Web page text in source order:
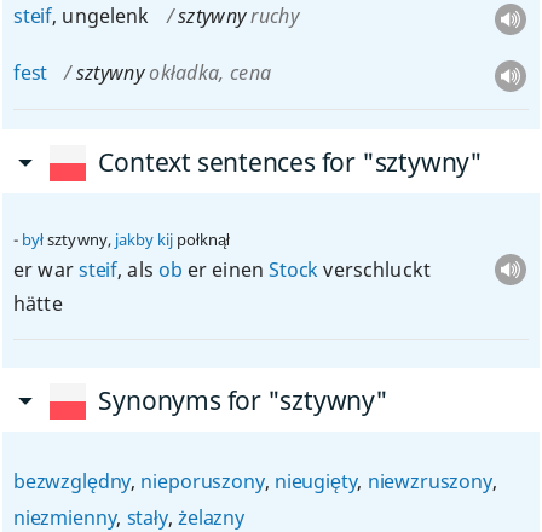
steif, ungelenk sztywnyruchy
fest sztywnyokładka, cena
Context sentences for "sztywny"
byłsztywny, jakby kijpołknął
er warsteif, als ob er einenStockverschluckt
hätte
Synonyms for "sztywny"
bezwzględny, nieporuszony, nieugięty, niewzruszony,
niezmienny, stały,żelazny